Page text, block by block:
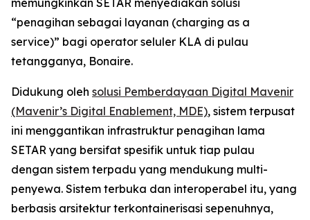
memungkinkan SETAR menyediakan solusi
“penagihan sebagai layanan (charging as a
service)” bagi operator seluler KLA di pulau
tetangganya, Bonaire.
Didukung oleh solusi Pemberdayaan Digital Mavenir
(Mavenir’s Digital Enablement, MDE), sistem terpusat
ini menggantikan infrastruktur penagihan lama
SETAR yang bersifat spesifik untuk tiap pulau
dengan sistem terpadu yang mendukung multi-
penyewa. Sistem terbuka dan interoperabel itu, yang
berbasis arsitektur terkontainerisasi sepenuhnya,